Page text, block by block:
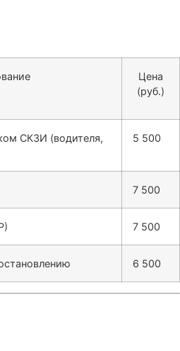
Цена
(руб.)
СКЗИ (водителя,
5 500
7 500
7 500
6 500